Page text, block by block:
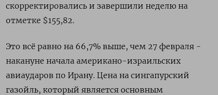
скорректировались и завершили неделю на
отметке $155,82.
Это всё равно на 66,7% выше, чем 27 февраля -
накануне начала ​американо-израильских
авиаударов по Ирану. Цена на сингапурский
газойль, который является основным ​